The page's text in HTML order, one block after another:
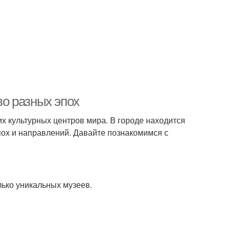
разных эпох
культурных центров мира. В городе находится
и направлений. Давайте познакомимся с
уникальных музеев.